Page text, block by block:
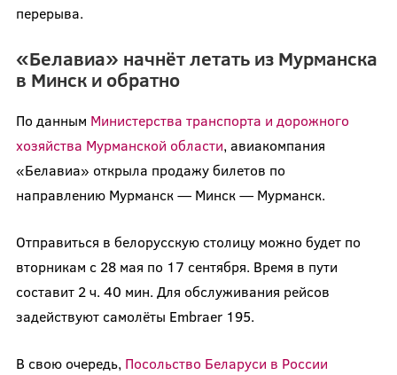
перерыва.
«Белавиа» начнёт летать из Мурманска
в Минск и обратно
По данным Министерства транспорта и дорожного
хозяйства Мурманской области, авиакомпания
«Белавиа» открыла продажу билетов по
направлению Мурманск — Минск — Мурманск.
Отправиться в белорусскую столицу можно будет по
вторникам с 28 мая по 17 сентября. Время в пути
составит 2 ч. 40 мин. Для обслуживания рейсов
задействуют самолёты Embraer 195.
В свою очередь, Посольство Беларуси в России